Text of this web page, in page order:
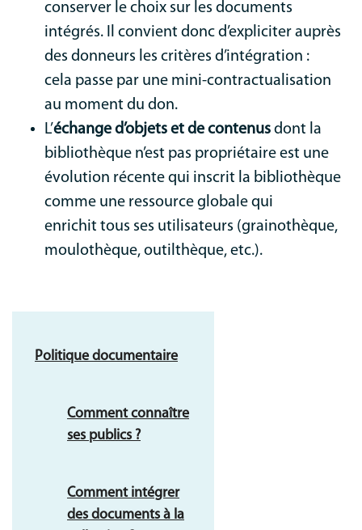
conserver le choix sur les documents
intégrés. Il convient donc d’expliciter auprès
des donneurs les critères d’intégration :
cela passe par une mini-contractualisation
au moment du don.
L’échange d’objets et de contenus dont la
bibliothèque n’est pas propriétaire est une
évolution récente qui inscrit la bibliothèque
comme une ressource globale qui
enrichit tous ses utilisateurs (grainothèque,
moulothèque, outilthèque, etc.).
Politique documentaire
Comment connaître
ses publics ?
Comment intégrer
des documents à la